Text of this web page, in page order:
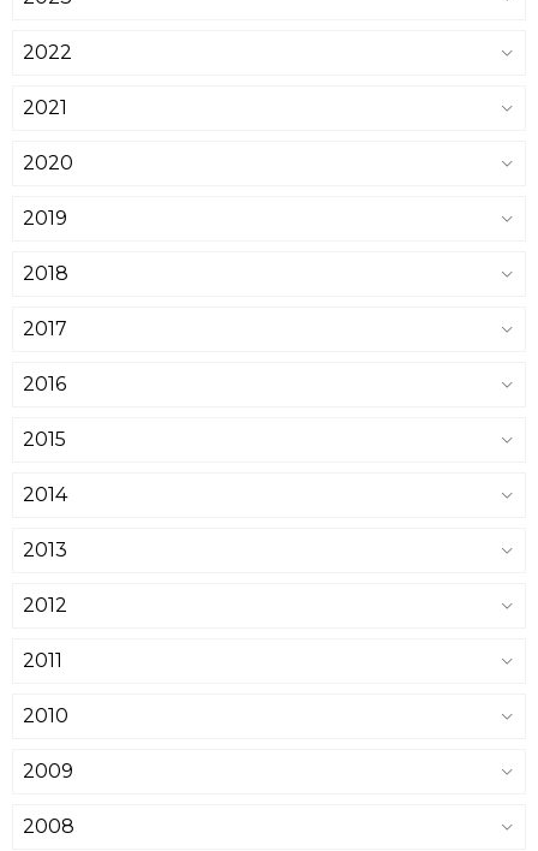
2022
2021
2020
2019
2018
2017
2016
2015
2014
2013
2012
2011
2010
2009
2008